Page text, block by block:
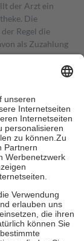
der Arzt ein
Die
Regel die
als Zuzahlung
von zehn
die tatsächlichen
Apotheken.
die
je
Gesundheit zu
unterstützen,
18. Lebensjahr
die von der